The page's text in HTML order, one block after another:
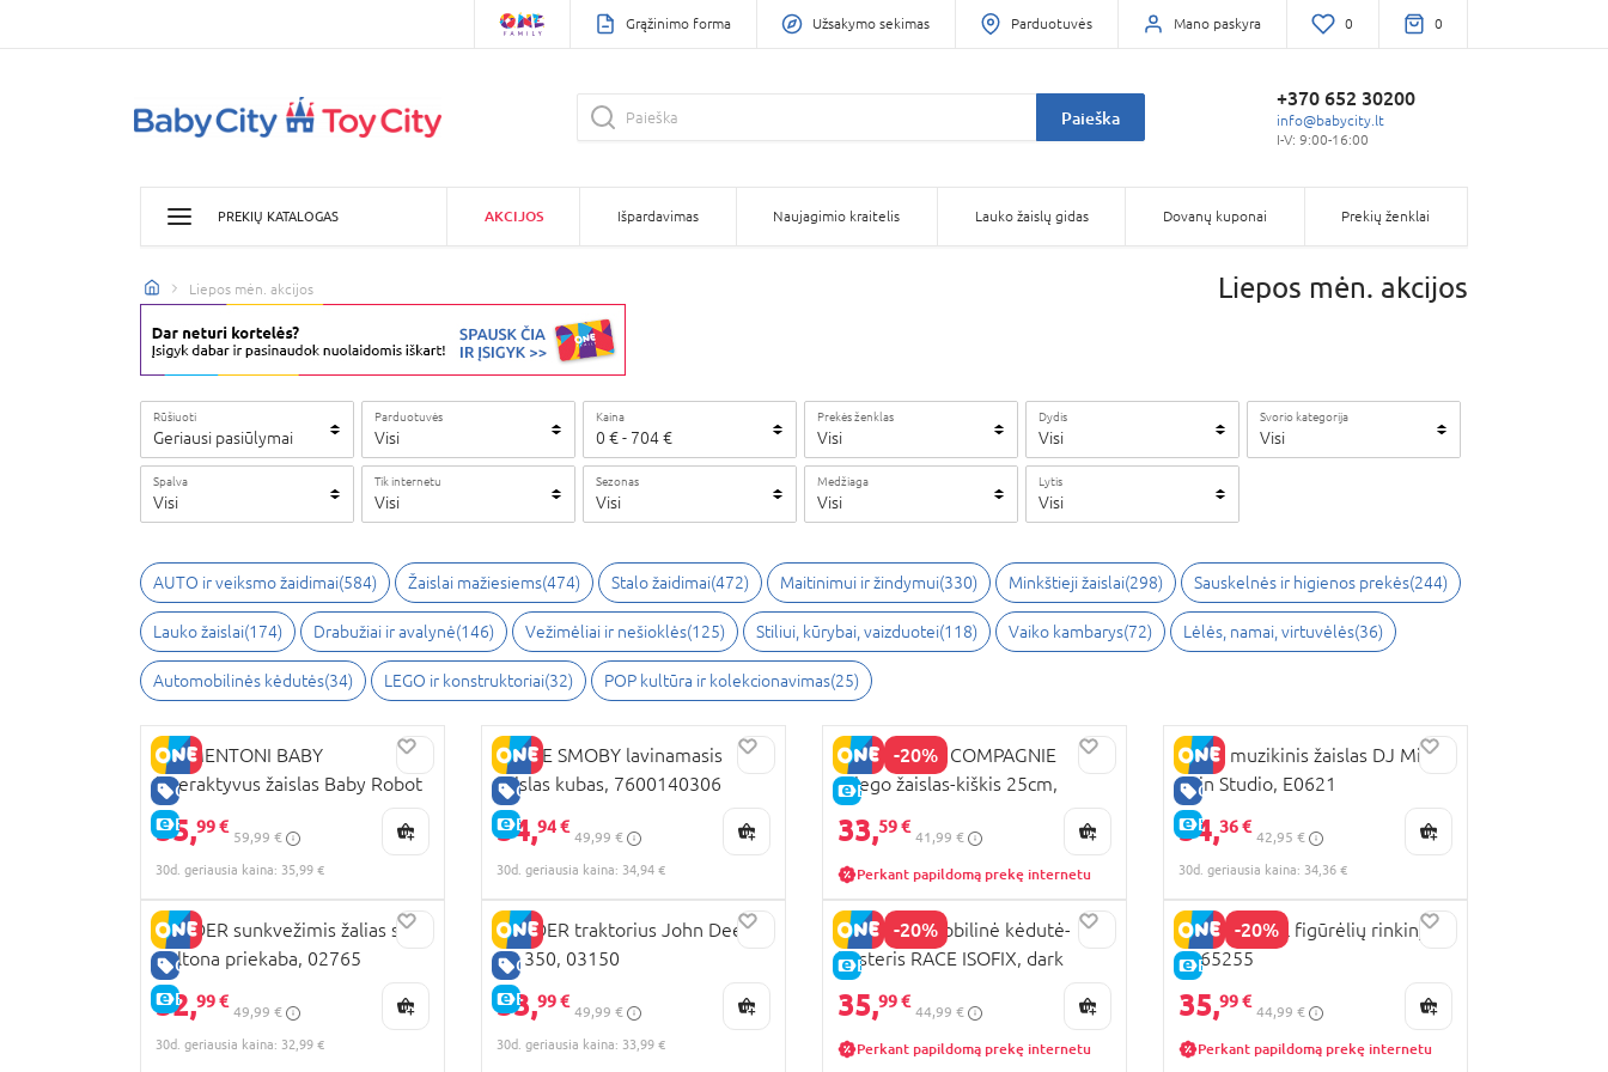
Grąžinimo forma Užsakymo sekimas Parduotuvės Mano paskyra 0 0
Paieška
+370 652 30200
info@babycity.lt
I-V: 9:00-16:00
PREKIŲ KATALOGAS AKCIJOS Išpardavimas Naujagimio kraitelis Lauko žaislų gidas Dovanų kuponai Prekių ženklai
Liepos mėn. akcijos Liepos mėn. akcijos
Rūšiuoti
Geriausi pasiūlymai
Parduotuvės
Visi
Kaina
0 €- 704€
Prekės ženklas
Visi
Dydis
Visi
Svorio kategorija
Visi
Spalva
Visi
Tik internetu
Visi
Sezonas
Visi
Medžiaga
Visi
Lytis
Visi
AUTO ir veiksmo žaidimai(584) Žaislai mažiesiems(474) Stalo žaidimai(472) Maitinimui ir žindymui(330) Minkštieji žaislai(298) Sauskelnės ir higienos prekės(244)
Lauko žaislai(174) Drabužiai ir avalynė(146) Vežimėliai ir nešioklės(125) Stiliui, kūrybai, vaizduotei(118) Vaiko kambarys(72) Lėlės, namai, virtuvėlės(36)
Automobilinės kėdutės(34) LEGO ir konstruktoriai(32) POP kultūra ir kolekcionavimas(25)
GERA KAINA
E-KAINA
CLEMENTONI BABY
interaktyvus žaislas Baby Robot
(LT, LV, EE), 50371
35,99 €
59,99 €
30d. geriausia kaina: 35,99 €
GERA KAINA
E-KAINA
LITTLE SMOBY lavinamasis
žaislas kubas, 7600140306
34,94 €
49,99 €
30d. geriausia kaina: 34,94 €
-20%
E-KAINA
DOUDOU ET COMPAGNIE
miego žaislas-kiškis 25cm,
DC3740
33,59 €
41,99 €
Perkant papildomą prekę internetu
GERA KAINA
E-KAINA
HAPE muzikinis žaislas DJ Mix &
Spin Studio, E0621
34,36 €
42,95 €
30d. geriausia kaina: 34,36 €
GERA KAINA
E-KAINA
BRUDER sunkvežimis žalias su
geltona priekaba, 02765
32,99 €
49,99 €
30d. geriausia kaina: 32,99 €
GERA KAINA
E-KAINA
BRUDER traktorius John Deere
7R 350, 03150
33,99 €
49,99 €
30d. geriausia kaina: 33,99 €
-20%
E-KAINA
MILLI automobilinė kėdutė-
busteris RACE ISOFIX, dark
grey+blue, CC15-R129
35,99 €
44,99 €
Perkant papildomą prekę internetu
-20%
E-KAINA
PAW PATROL figūrėlių rinkinys,
6065255
35,99 €
44,99 €
Perkant papildomą prekę internetu